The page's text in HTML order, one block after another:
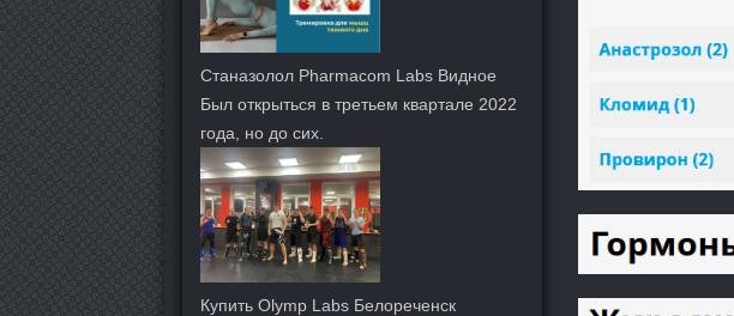
Станазолол Pharmacom Labs Видное
Был открыться в третьем квартале 2022
года, но до сих.
Купить Olymp Labs Белореченск